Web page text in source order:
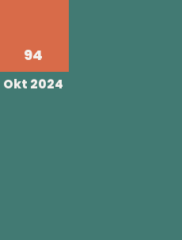
Okt 2024
94